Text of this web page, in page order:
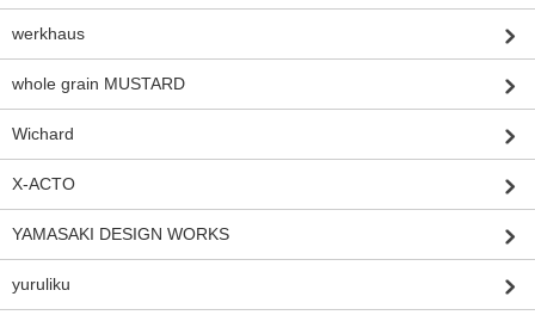
werkhaus
whole grain MUSTARD
Wichard
X-ACTO
YAMASAKI DESIGN WORKS
yuruliku